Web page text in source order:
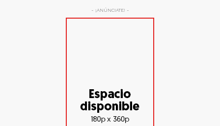
- ¡ANÚNCIATE! -